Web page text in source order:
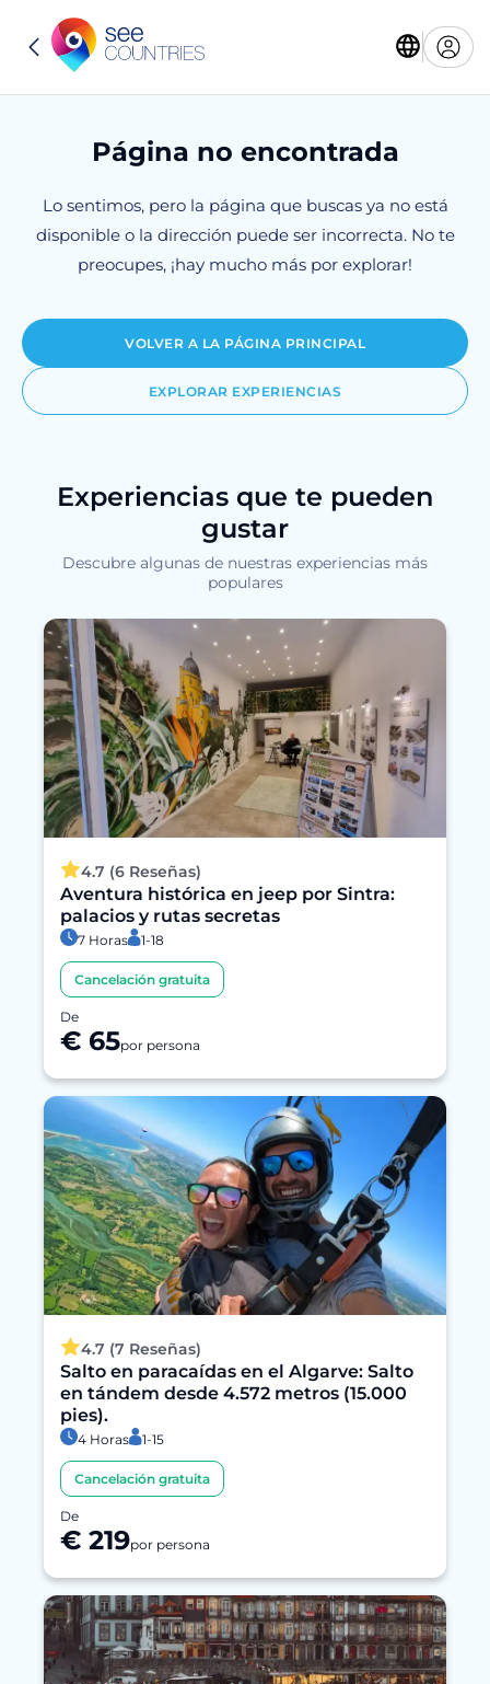
Página no encontrada
Lo sentimos, pero la página que buscas ya no está
disponible o la dirección puede ser incorrecta. No te
preocupes, ¡hay mucho más por explorar!
VOLVER A LA PÁGINA PRINCIPAL
EXPLORAR EXPERIENCIAS
Experiencias que te pueden
gustar
Descubre algunas de nuestras experiencias más
populares
4.7 (6 Reseñas)
Aventura histórica en jeep por Sintra:
palacios y rutas secretas
7 Horas 1-18
Cancelación gratuita
De
€ 65por persona
4.7 (7 Reseñas)
Salto en paracaídas en el Algarve: Salto
en tándem desde 4.572 metros (15.000
pies).
4 Horas 1-15
Cancelación gratuita
De
€ 219por persona